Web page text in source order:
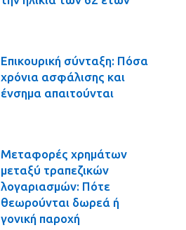
Επικουρική σύνταξη: Πόσα
χρόνια ασφάλισης και
ένσημα απαιτούνται
Μεταφορές χρημάτων
μεταξύ τραπεζικών
λογαριασμών: Πότε
θεωρούνται δωρεά ή
γονική παροχή